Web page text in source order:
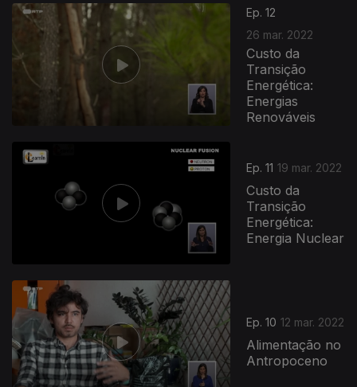
Ep. 12
26 mar. 2022
Custo da
Transição
Energética:
Energias
Renováveis
Ep. 11 19 mar. 2022
Custo da
Transição
Energética:
Energia Nuclear
Ep. 10 12 mar. 2022
Alimentação no
Antropoceno